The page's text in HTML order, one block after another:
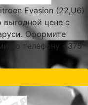
Evasion (22,U6)
выгодной цене с
Оформите
по телефону +375